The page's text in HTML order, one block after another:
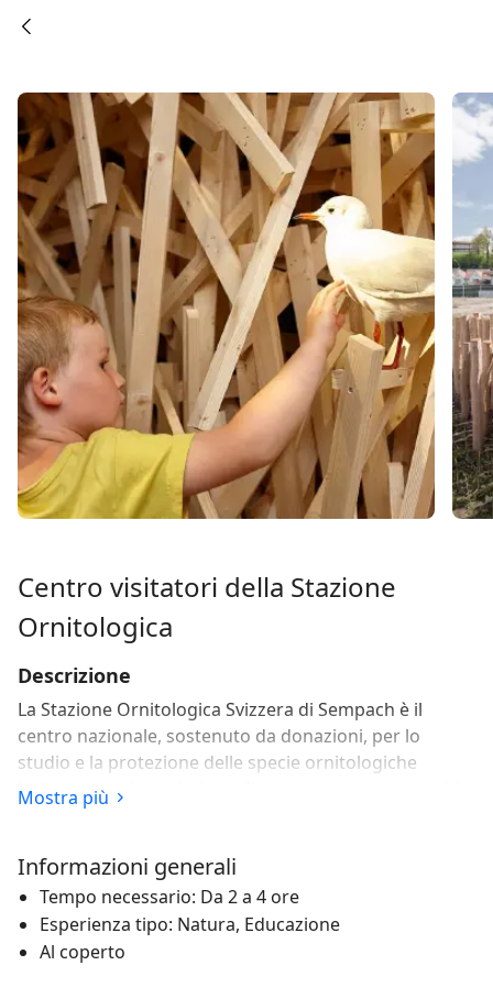
Centro visitatori della Stazione
Ornitologica
Descrizione
La Stazione Ornitologica Svizzera di Sempach è il
centro nazionale, sostenuto da donazioni, per lo
studio e la protezione delle specie ornitologiche
indigene e dei loro habitat. Il nuovo centro visitatori è
un’inconfondibile meta di escursioni e attrazione
Una mostra interattiva, un audiovisivo sugli uccelli, un
teatro meccanico sul tema del canto degli uccelli e il
giardino naturale sulla riva del Lago di Sempach
invitano a un’escursione nell’ambiente avifaunistico del
Mostra più
Informazioni generali
Tempo necessario: Da 2 a 4 ore
Esperienza tipo: Natura, Educazione
Al coperto